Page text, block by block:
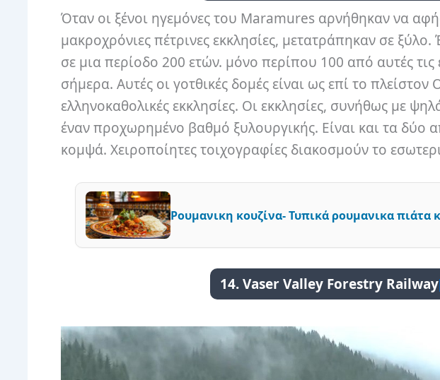
Όταν οι ξένοι ηγεμόνες του Maramures αρνήθηκαν να
μακροχρόνιες πέτρινες εκκλησίες, μετατράπηκαν σε ξύλο.
σε μια περίοδο 200 ετών. μόνο περίπου 100 από αυτές
σήμερα. Αυτές οι γοτθικές δομές είναι ως επί το
ελληνοκαθολικές εκκλησίες. Οι εκκλησίες, συνήθως με
έναν προχωρημένο βαθμό ξυλουργικής. Είναι και τα δύο
κομψά. Χειροποίητες τοιχογραφίες διακοσμούν το
Ρουμανικη κουζίνα- Τυπικά ρουμανικα πιάτα
14. Vaser Valley Forestry Railway